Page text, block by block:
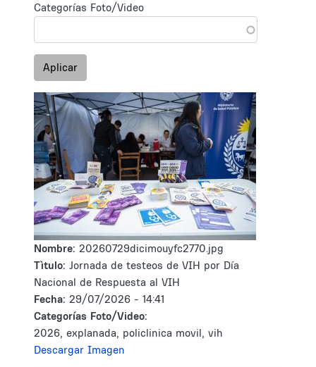
Categorías Foto/Video
Aplicar
Nombre: 20260729dicimouyfc2770.jpg
Tìtulo: Jornada de testeos de VIH por Día
Nacional de Respuesta al VIH
Fecha: 29/07/2026 - 14:41
Categorías Foto/Video:
2026, explanada, policlinica movil, vih
Descargar Imagen